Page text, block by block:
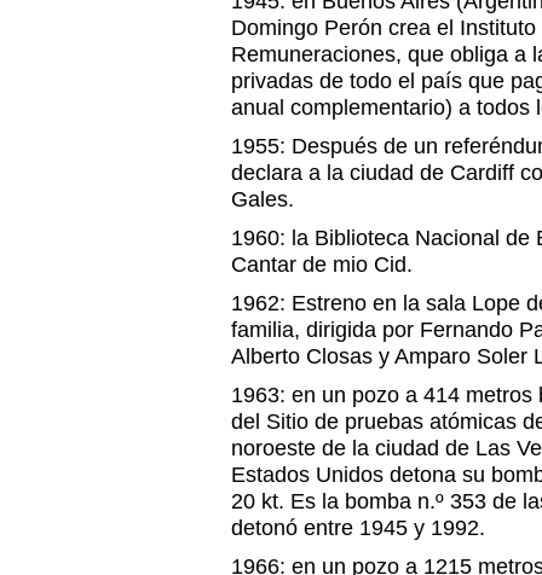
Domingo Perón crea el
Remuneraciones, que obliga a
privadas de todo el país que
anual complementario) a todos
1955: Después de un
declara a la ciudad de Cardiff
Gales.
1960: la Biblioteca Nacional de
Cantar de mio Cid.
1962: Estreno en la sala Lope
familia, dirigida por Fernando
Alberto Closas y Amparo Soler
1963: en un pozo a 414
del Sitio de pruebas atómicas
noroeste de la ciudad de Las
Estados Unidos detona su
20 kt. Es la bomba n.º 353 de
detonó entre 1945 y 1992.
1966: en un pozo a 1215